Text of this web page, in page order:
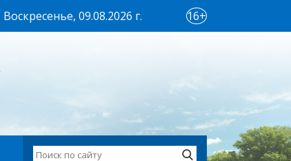
Воскресенье, 09.08.2026 г. 16+